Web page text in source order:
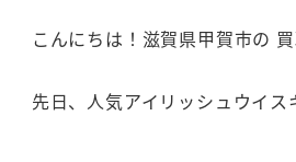
こんにちは！滋賀県甲賀市の
先日、人気アイリッシュウイ